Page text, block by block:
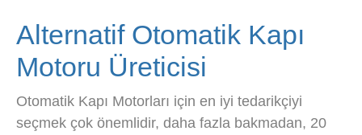
Alternatif Otomatik Kapı
Motoru Üreticisi
Otomatik Kapı Motorları için en iyi tedarikçiyi
seçmek çok önemlidir, daha fazla bakmadan, 20